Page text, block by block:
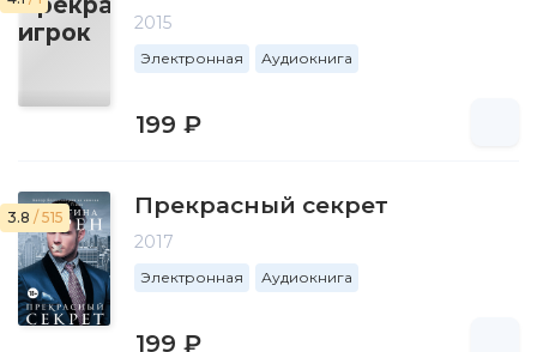
2015
Электронная Аудиокнига
199 ₽
3.8 / 515 Прекрасный секрет
2017
Электронная Аудиокнига
199 ₽